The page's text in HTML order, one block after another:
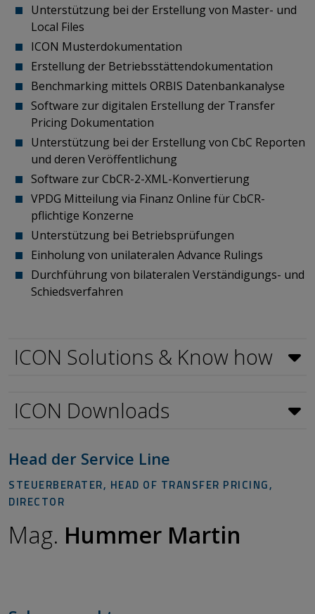
Unterstützung bei der Erstellung von Master- und
Local Files
ICON Musterdokumentation
Erstellung der Betriebsstättendokumentation
Benchmarking mittels ORBIS Datenbankanalyse
Software zur digitalen Erstellung der Transfer
Pricing Dokumentation
Unterstützung bei der Erstellung von CbC Reporten
und deren Veröffentlichung
Software zur CbCR-2-XML-Konvertierung
VPDG Mitteilung via Finanz Online für CbCR-
pflichtige Konzerne
Unterstützung bei Betriebsprüfungen
Einholung von unilateralen Advance Rulings
Durchführung von bilateralen Verständigungs- und
Schiedsverfahren
ICON Solutions & Know how
ICON Downloads
Head der Service Line
STEUERBERATER, HEAD OF TRANSFER PRICING,
DIRECTOR
Mag. Hummer Martin